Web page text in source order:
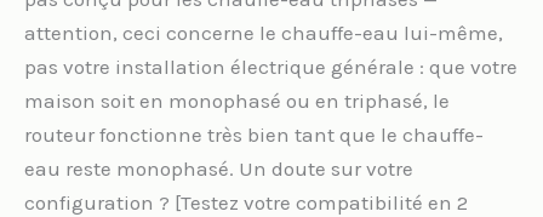
attention, ceci concerne le chauffe-eau lui-même,
pas votre installation électrique générale : que votre
maison soit en monophasé ou en triphasé, le
routeur fonctionne très bien tant que le chauffe-
eau reste monophasé. Un doute sur votre
configuration ? [Testez votre compatibilité en 2